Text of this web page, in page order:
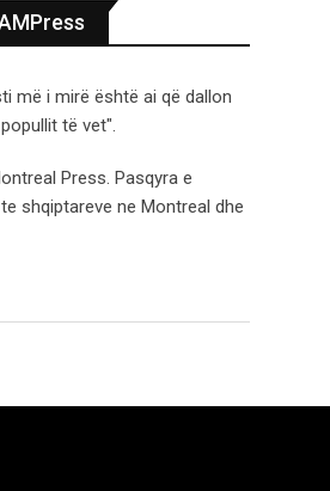
më i mirë është ai që dallon
të vet".
Press. Pasqyra e
shqiptareve ne Montreal dhe